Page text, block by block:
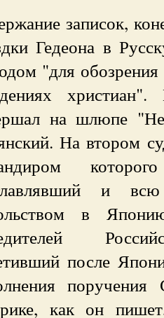
записок,
Гедеона в
"для
христиан".
на шлюпе
На втором
и
в
после
как он